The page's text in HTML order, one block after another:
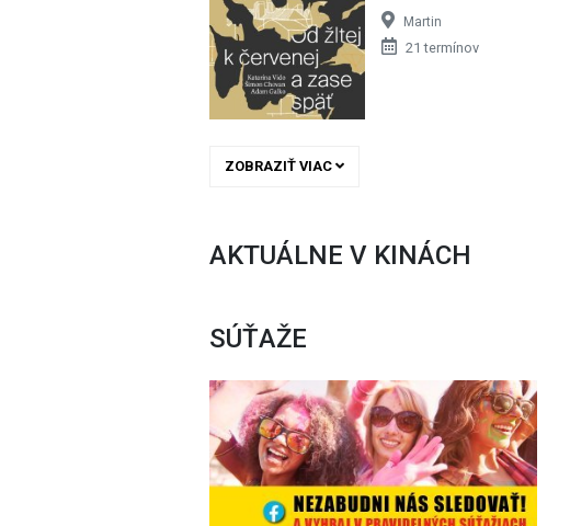
Martin
21 termínov
ZOBRAZIŤ VIAC
AKTUÁLNE V KINÁCH
SÚŤAŽE